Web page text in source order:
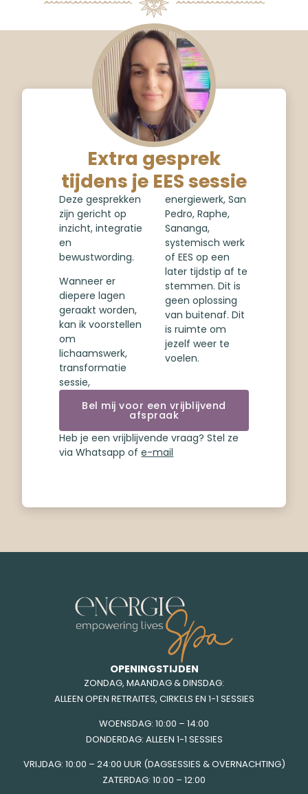
Extra gesprek
tijdens je EES sessie
Deze gesprekken
zijn gericht op
inzicht, integratie
en
bewustwording.
Wanneer er
diepere lagen
geraakt worden,
kan ik voorstellen
om
lichaamswerk,
transformatie
sessie,
energiewerk, San
Pedro, Raphe,
Sananga,
systemisch werk
of EES op een
later tijdstip af te
stemmen. Dit is
geen oplossing
van buitenaf. Dit
is ruimte om
jezelf weer te
voelen.
Bel mij voor een vrijblijvend
afspraak
Heb je een vrijblijvende vraag? Stel ze
via Whatsapp ofe-mail
OPENINGSTIJDEN
ZONDAG, MAANDAG & DINSDAG:
ALLEEN OPEN RETRAITES, CIRKELS EN 1-1 SESSIES
WOENSDAG: 10:00 – 14:00
DONDERDAG: ALLEEN 1-1 SESSIES
VRIJDAG: 10:00 – 24:00 UUR (DAGSESSIES & OVERNACHTING)
ZATERDAG: 10:00 – 12:00